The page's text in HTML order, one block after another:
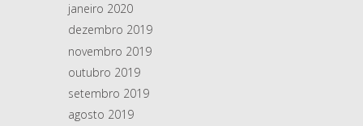
janeiro 2020
dezembro 2019
novembro 2019
outubro 2019
setembro 2019
agosto 2019